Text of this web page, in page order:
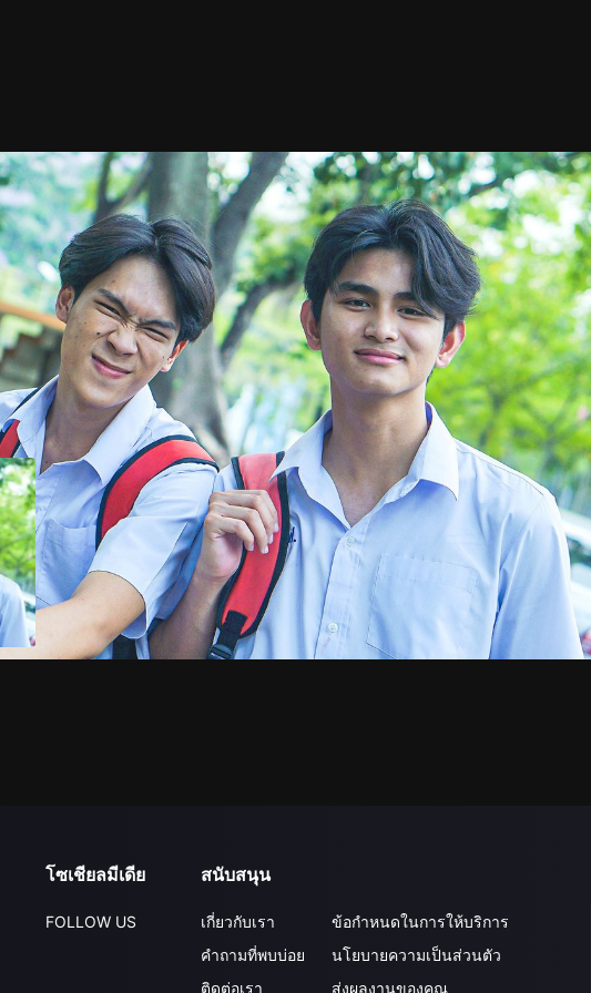
รายละเอียด
โซเชียลมีเดีย
FOLLOW US
สนับสนุน
เกี่ยวกับเรา
คำถามที่พบบ่อย
ติดต่อเรา
ข้อกำหนดในการให้บริการ
นโยบายความเป็นส่วนตัว
ส่งผลงานของคุณ